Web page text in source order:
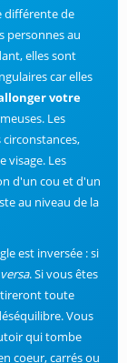
différente de
personnes au
elles sont
car elles
votre
Les
visage. Les
d'un cou et d'un
au niveau de la
est inversée : si
. Si vous êtes
toute
Vous
qui tombe
coeur, carrés ou